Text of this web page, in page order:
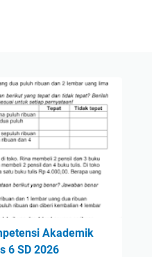
Akademik
6 SD 2026